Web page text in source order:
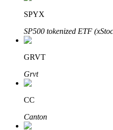
Pelajari Staking
Pelajari tentang
Bitrue
SPYX
SP500 tokenized ETF
GRVT
Grvt
CC
Canton